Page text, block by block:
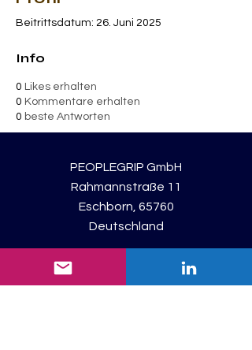
Beitrittsdatum: 26. Juni 2025
Info
0 Likes erhalten
0 Kommentare erhalten
0 beste Antworten
PEOPLEGRIP GmbH
Rahmannstraße 11
Eschborn, 65760
Deutschland
Registriert: Frankfurt am Main